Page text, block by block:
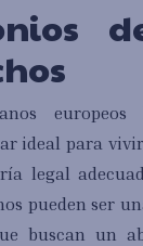
ideal para
legal
pueden ser
buscan un